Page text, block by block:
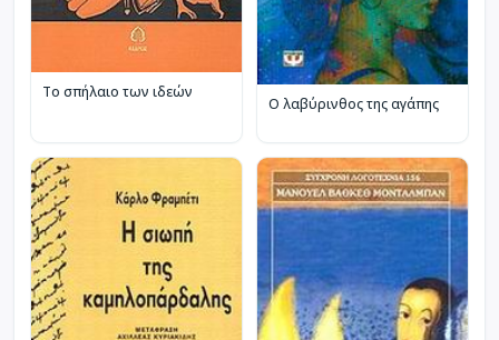
Το σπήλαιο των ιδεών
Ο λαβύρινθος της αγάπης